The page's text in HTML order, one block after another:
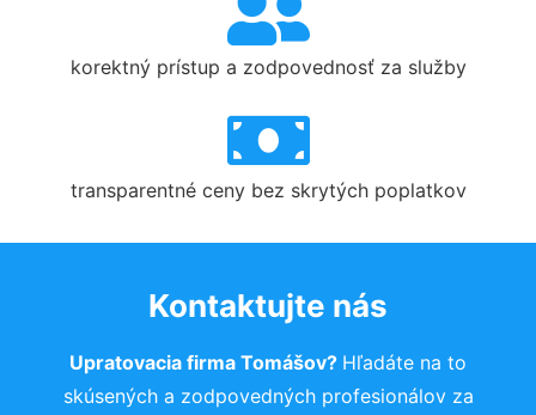
korektný prístup a zodpovednosť za služby
transparentné ceny bez skrytých poplatkov
Kontaktujte nás
Upratovacia firma Tomášov? Hľadáte na to
skúsených a zodpovedných profesionálov za